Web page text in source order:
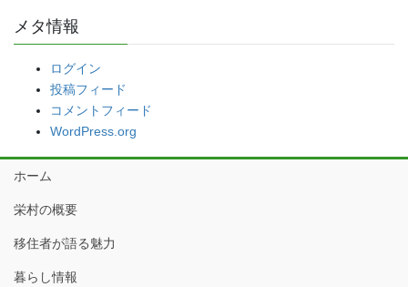
メタ情報
ログイン
投稿フィード
コメントフィード
WordPress.org
ホーム
栄村の概要
移住者が語る魅力
暮らし情報